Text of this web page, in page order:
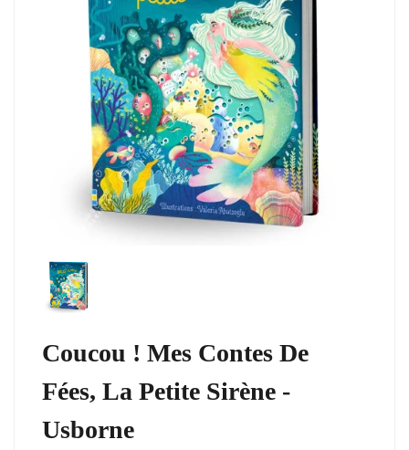
Coucou ! Mes Contes De
Fées, La Petite Sirène -
Usborne